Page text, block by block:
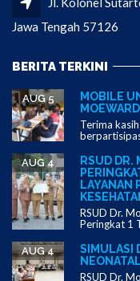
Jawa Tengah 57126
BERITA TERKINI
MOBILE
AUG 5
Terima
RSUD DR.
LAYANAN
AUG 4
RSUD Dr.
Peringkat 1
SIMULASI
NEONATAL
AUG 4
RSUD Dr.